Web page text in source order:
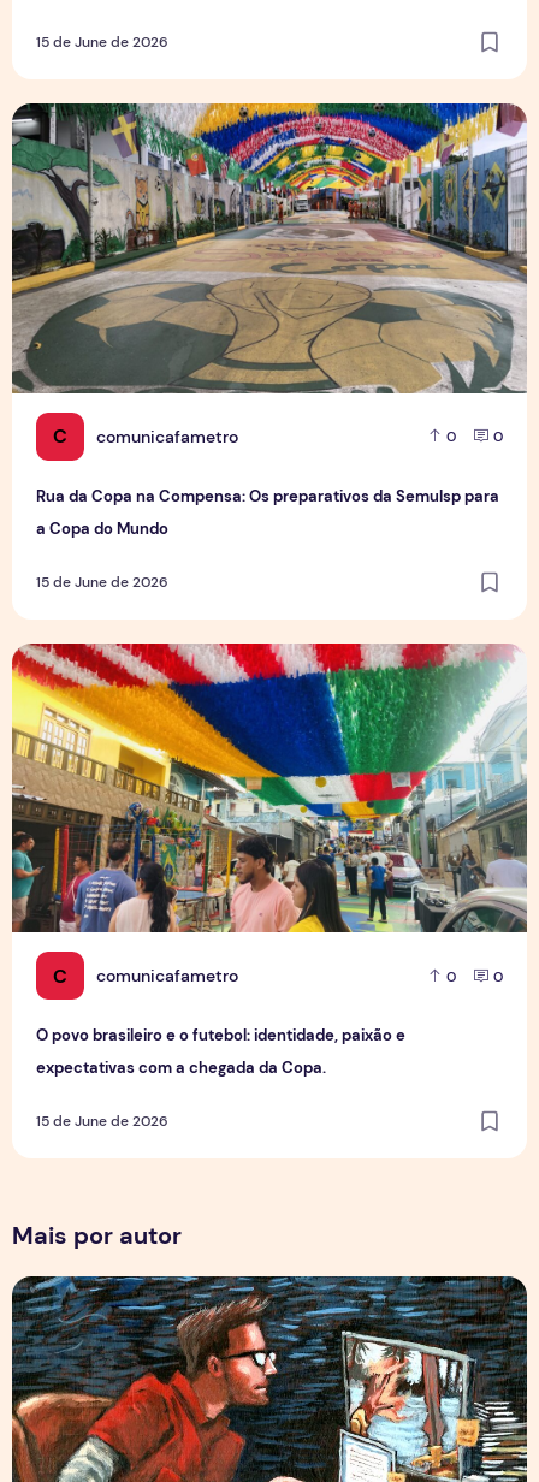
15 de June de 2026
C comunicafametro 0 0
Rua da Copa na Compensa: Os preparativos da Semulsp para
a Copa do Mundo
15 de June de 2026
Rua da Copa na Compensa: Os preparativos da Semulsp
C comunicafametro 0 0
O povo brasileiro e o futebol: identidade, paixão e
expectativas com a chegada da Copa.
15 de June de 2026
O povo brasileiro e o futebol: identidade, paixão e
Mais por autor
Por Trás dos Pixels